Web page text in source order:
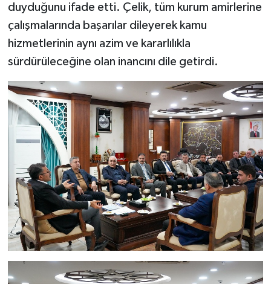
duyduğunu ifade etti. Çelik, tüm kurum amirlerine
çalışmalarında başarılar dileyerek kamu
hizmetlerinin aynı azim ve kararlılıkla
sürdürüleceğine olan inancını dile getirdi.